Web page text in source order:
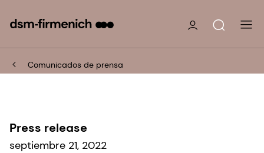
Comunicados de prensa
Press release
septiembre 21, 2022